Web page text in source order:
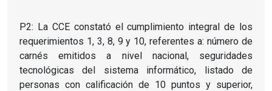
P2: La CCE constató el cumplimiento integral de los
requerimientos 1, 3, 8, 9 y 10, referentes a: número de
carnés emitidos a nivel nacional, seguridades
tecnológicas del sistema informático, listado de
personas con calificación de 10 puntos y superior,